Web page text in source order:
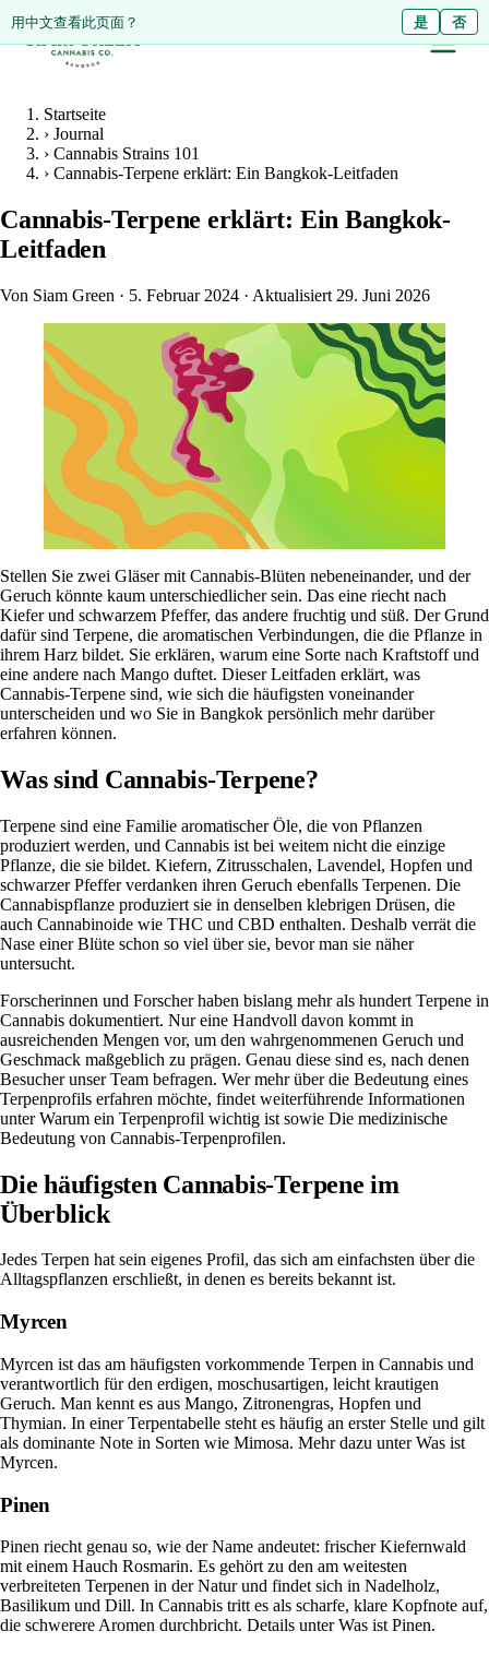
ดูหน้านี้เป็นภาษาไทย? ไม่ใช่
用中文查看此页面？ 是 否
Startseite
› Journal
› Cannabis Strains 101
› Cannabis-Terpene erklärt: Ein Bangkok-Leitfaden
Cannabis-Terpene erklärt: Ein Bangkok-
Leitfaden
Von Siam Green · 5. Februar 2024 · Aktualisiert 29. Juni 2026
Stellen Sie zwei Gläser mit Cannabis-Blüten nebeneinander, und der
Geruch könnte kaum unterschiedlicher sein. Das eine riecht nach
Kiefer und schwarzem Pfeffer, das andere fruchtig und süß. Der Grund
dafür sind Terpene, die aromatischen Verbindungen, die die Pflanze in
ihrem Harz bildet. Sie erklären, warum eine Sorte nach Kraftstoff und
eine andere nach Mango duftet. Dieser Leitfaden erklärt, was
Cannabis-Terpene sind, wie sich die häufigsten voneinander
unterscheiden und wo Sie in Bangkok persönlich mehr darüber
erfahren können.
Was sind Cannabis-Terpene?
Terpene sind eine Familie aromatischer Öle, die von Pflanzen
produziert werden, und Cannabis ist bei weitem nicht die einzige
Pflanze, die sie bildet. Kiefern, Zitrusschalen, Lavendel, Hopfen und
schwarzer Pfeffer verdanken ihren Geruch ebenfalls Terpenen. Die
Cannabispflanze produziert sie in denselben klebrigen Drüsen, die
auch Cannabinoide wie THC und CBD enthalten. Deshalb verrät die
Nase einer Blüte schon so viel über sie, bevor man sie näher
untersucht.
Forscherinnen und Forscher haben bislang mehr als hundert Terpene in
Cannabis dokumentiert. Nur eine Handvoll davon kommt in
ausreichenden Mengen vor, um den wahrgenommenen Geruch und
Geschmack maßgeblich zu prägen. Genau diese sind es, nach denen
Besucher unser Team befragen. Wer mehr über die Bedeutung eines
Terpenprofils erfahren möchte, findet weiterführende Informationen
unterWarum ein Terpenprofil wichtig ist sowie Die medizinische
Bedeutung von Cannabis-Terpenprofilen.
Die häufigsten Cannabis-Terpene im
Überblick
Jedes Terpen hat sein eigenes Profil, das sich am einfachsten über die
Alltagspflanzen erschließt, in denen es bereits bekannt ist.
Myrcen
Myrcen ist das am häufigsten vorkommende Terpen in Cannabis und
verantwortlich für den erdigen, moschusartigen, leicht krautigen
Geruch. Man kennt es aus Mango, Zitronengras, Hopfen und
Thymian. In einer Terpentabelle steht es häufig an erster Stelle und gilt
als dominante Note in Sorten wie Mimosa. Mehr dazu unterWas ist
Myrcen.
Pinen
Pinen riecht genau so, wie der Name andeutet: frischer Kiefernwald
mit einem Hauch Rosmarin. Es gehört zu den am weitesten
verbreiteten Terpenen in der Natur und findet sich in Nadelholz,
Basilikum und Dill. In Cannabis tritt es als scharfe, klare Kopfnote auf,
die schwerere Aromen durchbricht. Details unterWas ist Pinen.